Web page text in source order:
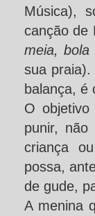
Música),
canção de
meia, bola
sua
balança, é
O
punir, não
criança
possa,
de gude,
A menina